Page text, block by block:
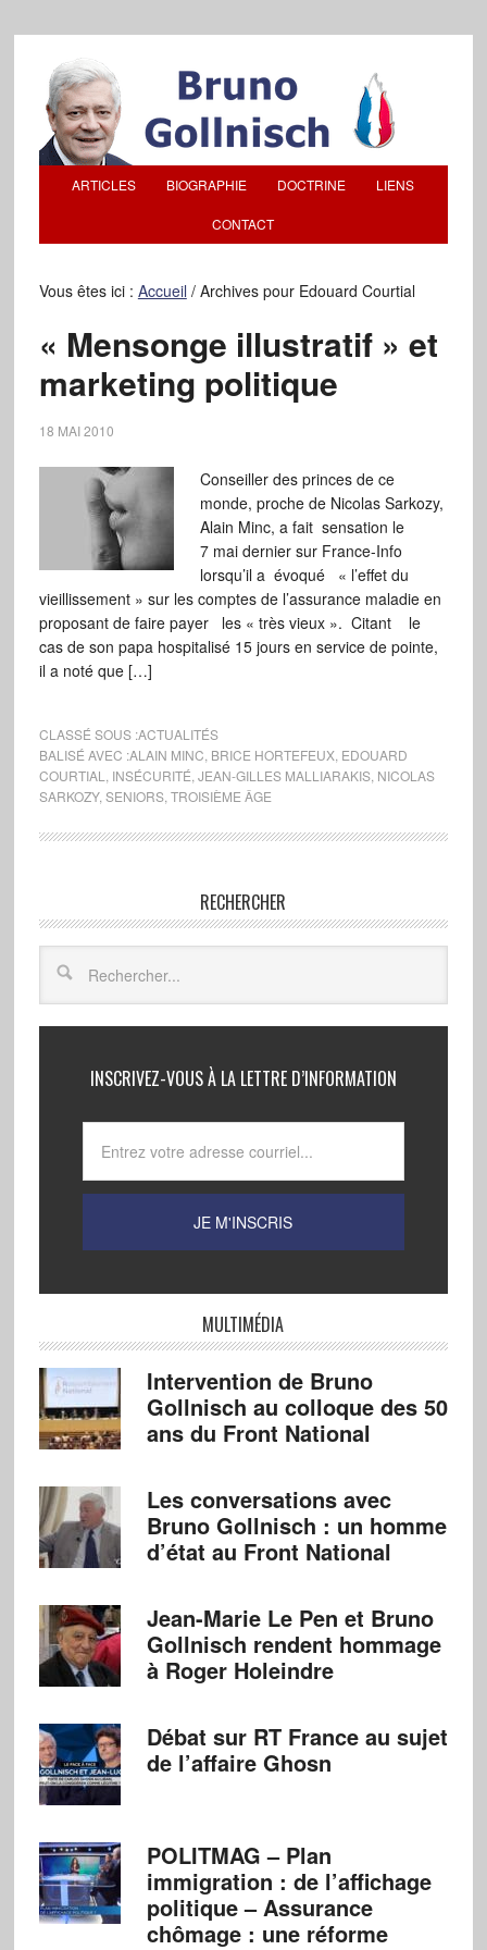
ARTICLES BIOGRAPHIE DOCTRINE LIENS
CONTACT
Vous êtes ici : Accueil /Archives pour Edouard Courtial
« Mensonge illustratif » et
marketing politique
18 MAI 2010
Conseiller des princes de ce
monde, proche de Nicolas Sarkozy,
Alain Minc, a fait sensation le
7 mai dernier sur France-Info
lorsqu’il a évoqué « l’effet du
vieillissement » sur les comptes de l’assurance maladie en
proposant de faire payer les « très vieux ». Citant le
cas de son papa hospitalisé 15 jours en service de pointe,
il a noté que […]
CLASSÉ SOUS :ACTUALITÉS
BALISÉ AVEC :ALAIN MINC BRICE HORTEFEUX, EDOUARD
COURTIAL
INSÉCURITÉ JEAN-GILLES MALLIARAKIS, NICOLAS
SARKOZY, SENIORS, TROISIÈME ÂGE
RECHERCHER
INSCRIVEZ-VOUS À LA LETTRE D’INFORMATION
MULTIMÉDIA
Intervention de Bruno
Gollnisch au colloque des 50
ans du Front National
Les conversations avec
Bruno Gollnisch : un homme
d’état au Front National
Jean-Marie Le Pen et Bruno
Gollnisch rendent hommage
à Roger Holeindre
Débat sur RT France au sujet
de l’affaire Ghosn
POLITMAG – Plan
immigration : de l’affichage
politique – Assurance
chômage : une réforme